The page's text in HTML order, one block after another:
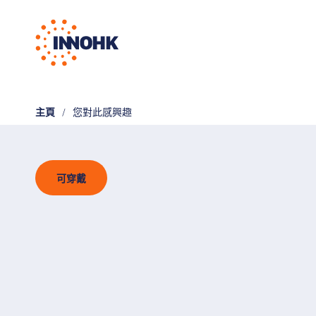
主頁 您對此感興趣
可穿戴